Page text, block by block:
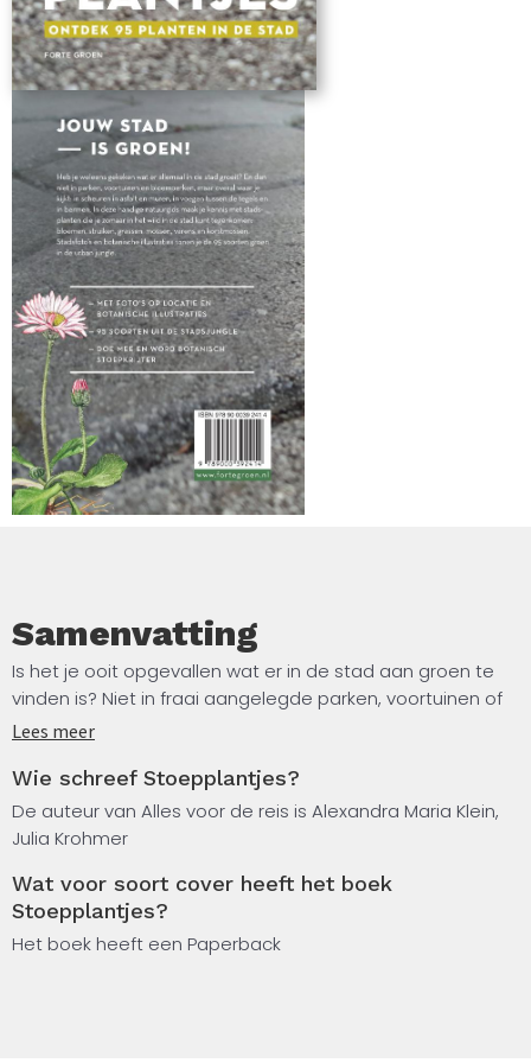
Samenvatting
Is het je ooit opgevallen wat er in de stad aan groen te
vinden is? Niet in fraai aangelegde parken, voortuinen of
bloemperken maar gewoon overal: in stoepvoegen,
natuurgids maak je kennis met de stadsplanten die je
zomaar in het wild in de stad kunt tegenkomen: bloemen,
struiken, grassen, mossen, varens en korstmossen.
Stadsfoto’s en botanische illustraties tonen je de 95
soorten groen in de urban jungle. Het stadsgroen is
enorm belangrijk voor het ecosysteem van de stad. Het is
Lees meer
Wie schreef Stoepplantjes?
De auteur van Alles voor de reis is Alexandra Maria Klein,
Julia Krohmer
Wat voor soort cover heeft het boek
Stoepplantjes?
Het boek heeft een Paperback